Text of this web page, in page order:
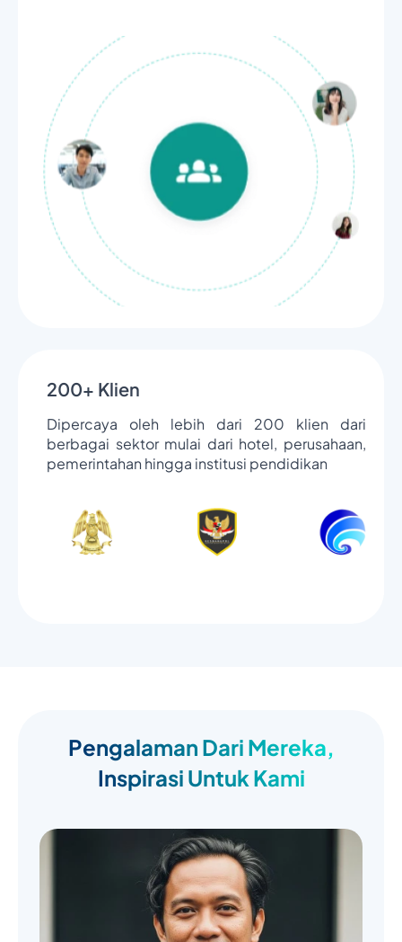
200+ Klien
Dipercaya oleh lebih dari 200 klien dari
berbagai sektor mulai dari hotel, perusahaan,
pemerintahan hingga institusi pendidikan
Pengalaman Dari Mereka,
Inspirasi Untuk Kami